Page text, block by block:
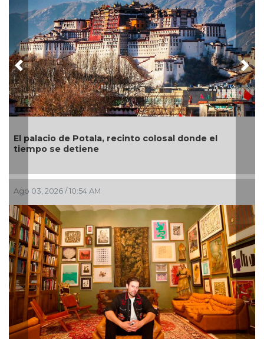
el
“El arte es como una tablita de salvación”,
el pintor veracruzano Nahúm B. Zenil
Jul 28, 2026 / 9:37 AM
Previous